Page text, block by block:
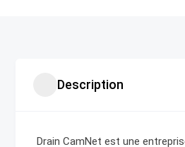
Description
Drain CamNet est une